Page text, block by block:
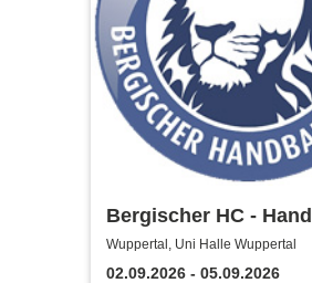
Bergischer HC -
Bundesliga Saison
Wuppertal, Uni Halle Wuppertal
02.09.2026 - 05.09.2026